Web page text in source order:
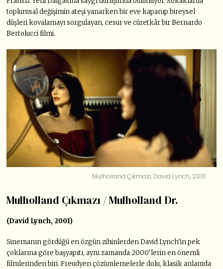
toplumsal değişimin ateşi yanarken bir eve kapanıp bireysel
düşleri kovalamayı sorgulayan, cesur ve cüretkâr bir Bernardo
Bertolucci filmi.
Mulholland Çıkmazı, David Lynch, 2001
Mulholland Çıkmazı / Mulholland Dr.
(David Lynch, 2001)
Sinemanın gördüğü en özgün zihinlerden David Lynch’in pek
çoklarına göre başyapıtı, aynı zamanda 2000’lerin en önemli
filmlerinden biri. Freudyen çözümlemelerle dolu, klasik anlamda